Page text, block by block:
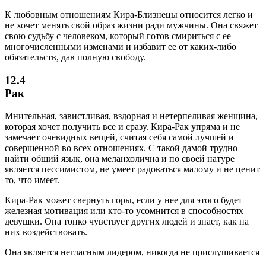
К любовным отношениям Кира-Близнецы относится легко и
не хочет менять свой образ жизни ради мужчины. Она свяжет
свою судьбу с человеком, который готов смириться с ее
многочисленными изменами и избавит ее от каких-либо
обязательств, дав полную свободу.
12.4
Рак
Мнительная, завистливая, вздорная и нетерпеливая женщина,
которая хочет получить все и сразу. Кира-Рак упряма и не
замечает очевидных вещей, считая себя самой лучшей и
совершенной во всех отношениях. С такой дамой трудно
найти общий язык, она меланхолична и по своей натуре
является пессимистом, не умеет радоваться малому и не ценит
то, что имеет.
Кира-Рак может свернуть горы, если у нее для этого будет
железная мотивация или кто-то усомнится в способностях
девушки. Она тонко чувствует других людей и знает, как на
них воздействовать.
Она является негласным лидером, никогда не прислушивается